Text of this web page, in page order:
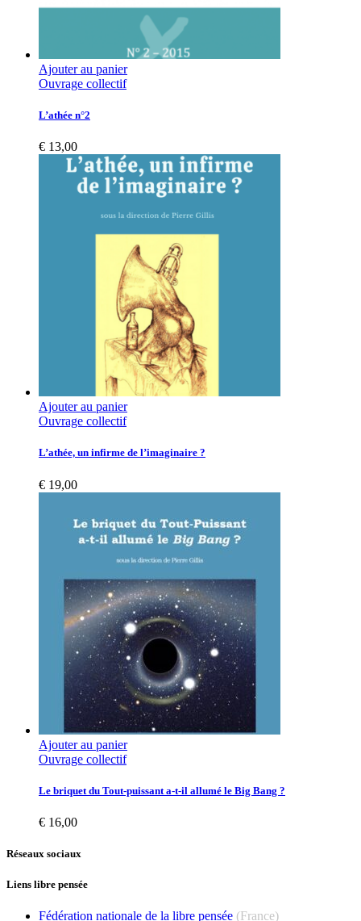
Ajouter au panier
Ouvrage collectif
L’athée n°2
€ 13,00
Ajouter au panier
Ouvrage collectif
L’athée, un infirme de l’imaginaire ?
€ 19,00
Ajouter au panier
Ouvrage collectif
Le briquet du Tout-puissant a-t-il allumé le Big Bang ?
€ 16,00
Réseaux sociaux
Liens libre pensée
Fédération nationale de la libre pensée (France)